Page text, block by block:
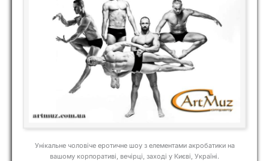
Унікальне чоловіче еротичне шоу з елементами акробатики на
вашому корпоративі, вечірці, заході у Києві, Україні.